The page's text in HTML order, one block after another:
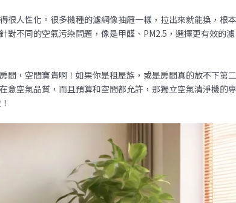
很人性化。很多機種的濾網像抽屜一樣，拉出來就能換，根
不同的空氣污染問題，像是甲醛、PM2.5，選擇更有效的濾
間，空間寶貴啊！如果你是租屋族，或是房間真的放不下第
意空氣品質，而且預算和空間都允許，那獨立空氣清淨機的